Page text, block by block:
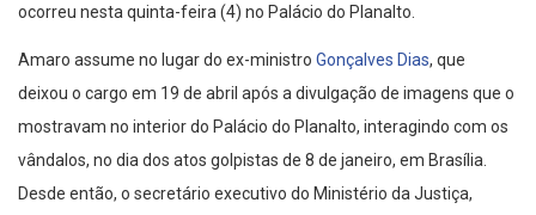
ocorreu nesta quinta-feira (4) no Palácio do Planalto.
Amaro assume no lugar do ex-ministro Gonçalves Dias, que
deixou o cargo em 19 de abril após a divulgação de imagens que o
mostravam no interior do Palácio do Planalto, interagindo com os
vândalos, no dia dos atos golpistas de 8 de janeiro, em Brasília.
Desde então, o secretário executivo do Ministério da Justiça,